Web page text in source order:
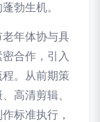
勃生机。
年体协与具
合作，引入
。从前期策
高清剪辑、
标准执行，